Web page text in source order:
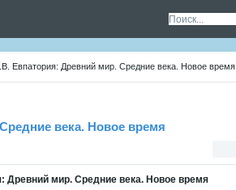
Евпатория: Древний мир. Средние века. Новое время
века. Новое время
Древний мир. Средние века. Новое время